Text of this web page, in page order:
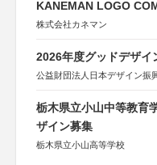
KANEMAN LOGO
株式会社カネマン
2026年度グッドデザイ
公益財団法人日本デザイン振
栃木県立小山中等教育
ザイン募集
栃木県立小山高等学校